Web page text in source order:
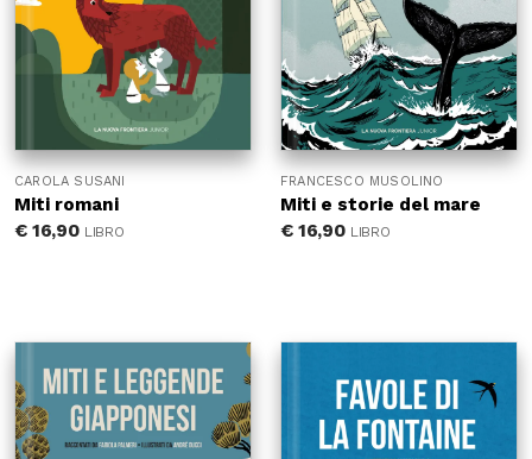
CAROLA SUSANI
Miti romani
€16,90 LIBRO
FRANCESCO MUSOLINO
Miti e storie del mare
€16,90 LIBRO